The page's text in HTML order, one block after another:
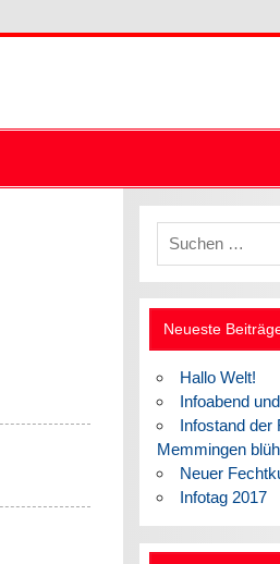
Neueste
Hallo Welt!
Infoabend
Infostand der
Memmingen
Neuer
Infotag 2017